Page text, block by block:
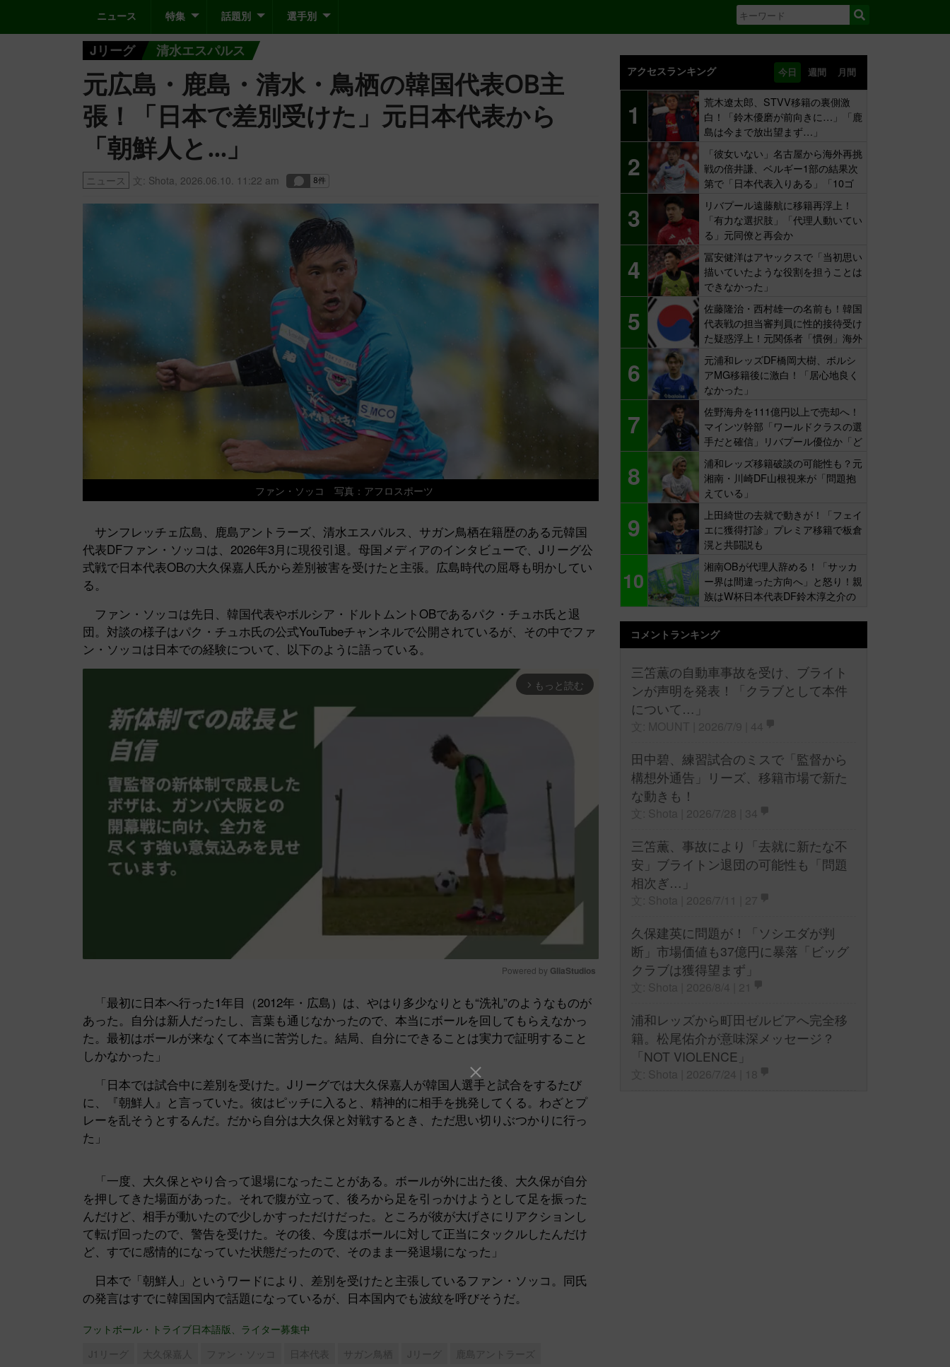
ニュース 特集 話題別 選手別
Jリーグ 清水エスパルス
元広島・鹿島・清水・鳥栖の韓国代表OB主
張！「日本で差別受けた」元日本代表から
「朝鮮人と…」
ニュース 文: Shota 2026.06.10. 11:22 am
ファン・ソッコ 写真：アフロスポーツ
サンフレッチェ広島、鹿島アントラーズ、清水エスパルス、サガン鳥栖在籍歴のある元韓国
代表DFファン・ソッコは、2026年3月に現役引退。母国メディアのインタビューで、Jリーグ公
式戦で日本代表OBの大久保嘉人氏から差別被害を受けたと主張。広島時代の屈辱も明かしてい
る。
ファン・ソッコは先日、韓国代表やボルシア・ドルトムントOBであるパク・チュホ氏と退
団。対談の様子はパク・チュホ氏の公式YouTubeチャンネルで公開されているが、その中でファ
ン・ソッコは日本での経験について、以下のように語っている。
arrow_forward_ios もっと読む
Mute
Powered by GliaStudios
「最初に日本へ行った1年目（2012年・広島）は、やはり多少なりとも“洗礼”のようなものが
あった。自分は新人だったし、言葉も通じなかったので、本当にボールを回してもらえなかっ
た。最初はボールが来なくて本当に苦労した。結局、自分にできることは実力で証明すること
しかなかった」
「日本では試合中に差別を受けた。Jリーグでは大久保嘉人が韓国人選手と試合をするたび
に、『朝鮮人』と言っていた。彼はピッチに入ると、精神的に相手を挑発してくる。わざとプ
レーを乱そうとするんだ。だから自分は大久保と対戦するとき、ただ思い切りぶつかりに行っ
た」
「一度、大久保とやり合って退場になったことがある。ボールが外に出た後、大久保が自分
を押してきた場面があった。それで腹が立って、後ろから足を引っかけようとして足を振った
んだけど、相手が動いたので少しかすっただけだった。ところが彼が大げさにリアクションし
て転げ回ったので、警告を受けた。その後、今度はボールに対して正当にタックルしたんだけ
ど、すでに感情的になっていた状態だったので、そのまま一発退場になった」
日本で「朝鮮人」というワードにより、差別を受けたと主張しているファン・ソッコ。同氏
の発言はすでに韓国国内で話題になっているが、日本国内でも波紋を呼びそうだ。
フットボール・トライブ日本語版、ライター募集中
J1リーグ 大久保嘉人 ファン・ソッコ 日本代表 サガン鳥栖 Jリーグ
鹿島アントラーズ
アクセスランキング 今日 週間 月間
1
荒木遼太郎、STVV移籍の裏側激
白！「鈴木優磨が前向きに…」「鹿
島は今まで放出望まず…」
2
「彼女いない」名古屋から海外再挑
戦の倍井謙、ベルギー1部の結果次
第で「日本代表入りある」「10ゴ
ール目標」
3
リバプール遠藤航に移籍再浮上！
「有力な選択肢」「代理人動いてい
る」元同僚と再会か
4
冨安健洋はアヤックスで「当初思い
描いていたような役割を担うことは
できなかった」
5
佐藤隆治・西村雄一の名前も！韓国
代表戦の担当審判員に性的接待受け
た疑惑浮上！元関係者「慣例」海外
6
元浦和レッズDF橋岡大樹、ボルシ
アMG移籍後に激白！「居心地良く
なかった」
7
佐野海舟を111億円以上で売却へ！
マインツ幹部「ワールドクラスの選
手だと確信」リバプール優位か「ど
ちらかだ」
8
浦和レッズ移籍破談の可能性も？元
湘南・川崎DF山根視来が「問題抱
えている」
9
上田綺世の去就で動きが！「フェイ
エに獲得打診」プレミア移籍で板倉
滉と共闘説も
10
湘南OBが代理人辞める！「サッカ
ー界は間違った方向へ」と怒り！親
族はW杯日本代表DF鈴木淳之介の
コメントランキング
三笘薫の自動車事故を受け、ブライト
ンが声明を発表！「クラブとして本件
について…」
田中碧、練習試合のミスで「監督から
構想外通告」リーズ、移籍市場で新た
な動きも！
三笘薫、事故により「去就に新たな不
安」ブライトン退団の可能性も「問題
相次ぎ…」
久保建英に問題が！「ソシエダが判
断」市場価値も37億円に暴落「ビッグ
クラブは獲得望まず」
浦和レッズから町田ゼルビアへ完全移
籍。松尾佑介が意味深メッセージ？
「NOT VIOLENCE」